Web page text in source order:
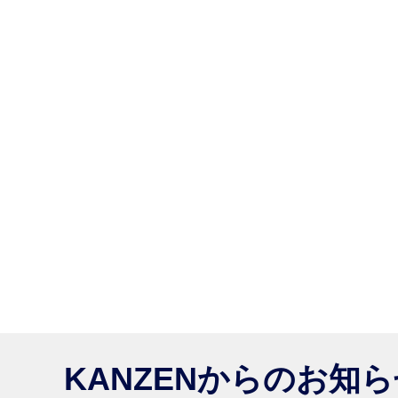
KANZENからのお知